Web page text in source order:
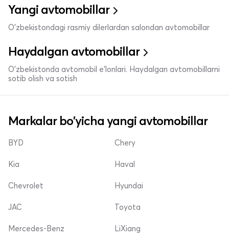
Yangi avtomobillar
O'zbekistondagi rasmiy dilerlardan salondan avtomobillar
Haydalgan avtomobillar
O'zbekistonda avtomobil e’lonlari. Haydalgan avtomobillarni
sotib olish va sotish
Markalar bo'yicha yangi avtomobillar
BYD
Kia
Chevrolet
Chery
Haval
Hyundai
JAC
Mercedes-Benz
Toyota
LiXiang